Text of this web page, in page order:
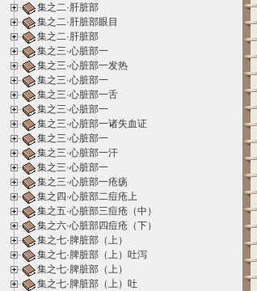
集之二·肝脏部
集之二·肝脏部眼目
集之二·肝脏部
集之三·心脏部一
集之三·心脏部一发热
集之三·心脏部一
集之三·心脏部一舌
集之三·心脏部一
集之三·心脏部一诸失血证
集之三·心脏部一
集之三·心脏部一汗
集之三·心脏部一
集之三·心脏部一疮疡
集之四·心脏部二痘疮上
集之五·心脏部三痘疮（中）
集之六·心脏部四痘疮（下）
集之七·脾脏部（上）
集之七·脾脏部（上）吐泻
集之七·脾脏部（上）
集之七·脾脏部（上）吐